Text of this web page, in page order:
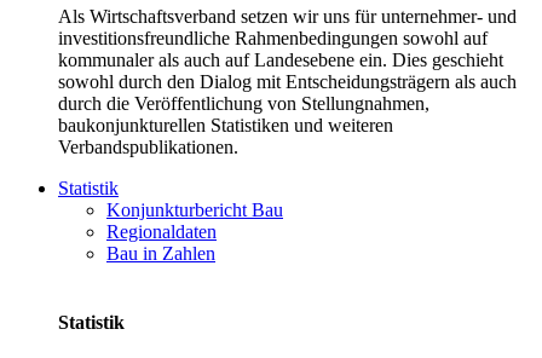
Als Wirtschaftsverband setzen wir uns für unternehmer- und
investitionsfreundliche Rahmenbedingungen sowohl auf
kommunaler als auch auf Landesebene ein. Dies geschieht
sowohl durch den Dialog mit Entscheidungsträgern als auch
durch die Veröffentlichung von Stellungnahmen,
baukonjunkturellen Statistiken und weiteren
Verbandspublikationen.
Statistik
Konjunkturbericht Bau
Regionaldaten
Bau in Zahlen
Statistik